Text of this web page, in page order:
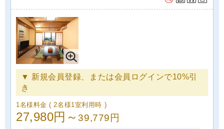
▼ 新規会員登録、または会員ログインで10%引
き
1名様料金( 2名様1室利用時 )
27,980円～39,779円